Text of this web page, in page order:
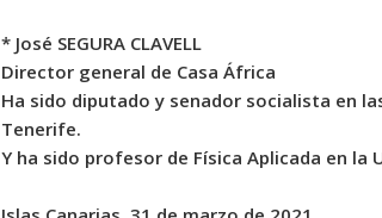
* José SEGURA CLAVELL
Director general de Casa África
Ha sido diputado y senador socialista en
Tenerife.
Y ha sido profesor de Física Aplicada en la